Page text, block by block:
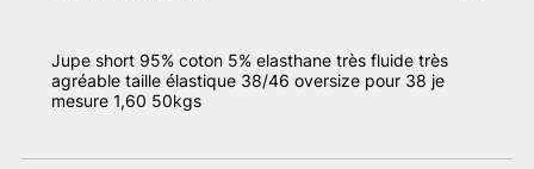
Jupe short 95% coton 5% elasthane très fluide très
agréable taille élastique 38/46 oversize pour 38 je
mesure 1,60 50kgs